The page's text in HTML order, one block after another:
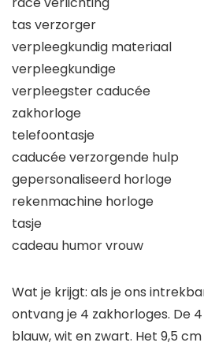
tas verzorger
verpleegkundig materiaal
verpleegkundige
verpleegster caducée
zakhorloge
telefoontasje
caducée verzorgende hulp
gepersonaliseerd horloge
rekenmachine horloge
tasje
cadeau humor vrouw
Wat je krijgt: als je ons
ontvang je 4 zakhorloges. De
blauw, wit en zwart. Het 9,5